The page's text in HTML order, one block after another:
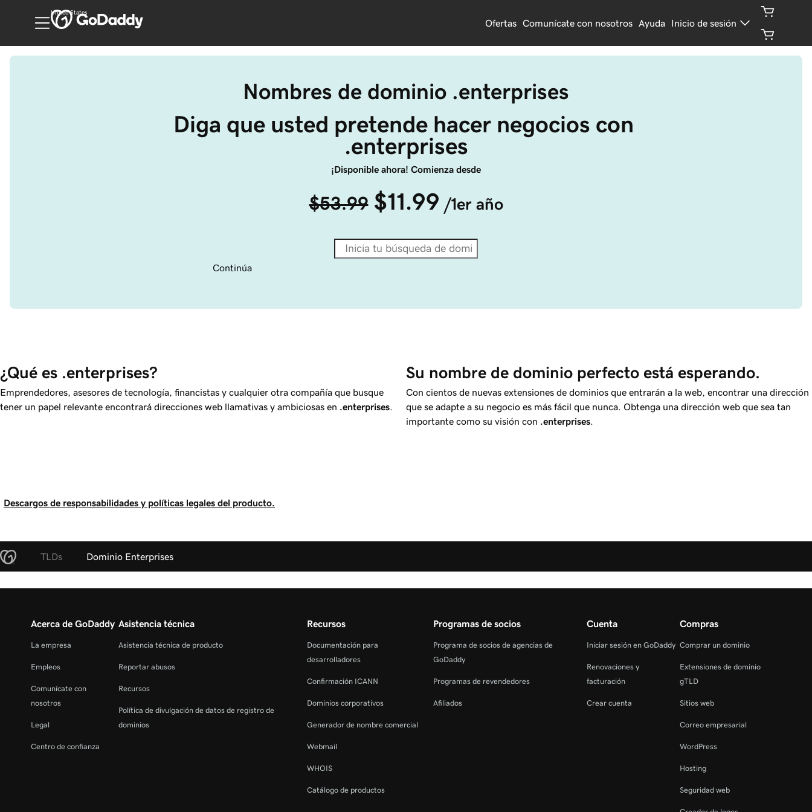
United States
Ofertas Comunícate con nosotros Ayuda Inicio de sesión
Nombres de dominio .enterprises
Diga que usted pretende hacer negocios con
.enterprises
¡Disponible ahora! Comienza desde
$53.99 $11.99 /1er año
Continúa
¿Qué es .enterprises?
Emprendedores, asesores de tecnología, financistas y cualquier otra compañía que busque
tener un papel relevante encontrará direcciones web llamativas y ambiciosas en .enterprises
Su nombre de dominio perfecto está esperando.
Con cientos de nuevas extensiones de dominios que entrarán a la web, encontrar una dirección
que se adapte a su negocio es más fácil que nunca. Obtenga una dirección web que sea tan
importante como su visión con .enterprises
Descargos de responsabilidades y políticas legales del producto.
TLDs Dominio Enterprises
Acerca de GoDaddy
La empresa
Empleos
Comunícate con
nosotros
Legal
Centro de confianza
Asistencia técnica
Asistencia técnica de producto
Reportar abusos
Recursos
Política de divulgación de datos de registro de
dominios
Recursos
Documentación para
desarrolladores
Confirmación ICANN
Dominios corporativos
Generador de nombre comercial
Webmail
WHOIS
Catálogo de productos
Programas de socios
Programa de socios de agencias de
GoDaddy
Programas de revendedores
Afiliados
Cuenta
Iniciar sesión en GoDaddy
Renovaciones y
facturación
Crear cuenta
Compras
Comprar un dominio
Extensiones de dominio
gTLD
Sitios web
Correo empresarial
WordPress
Hosting
Seguridad web